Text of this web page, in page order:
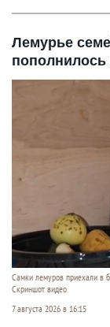
Лемурье
Самки лемуров приехали в
Скриншот видео
7 августа 2026 в 16:15